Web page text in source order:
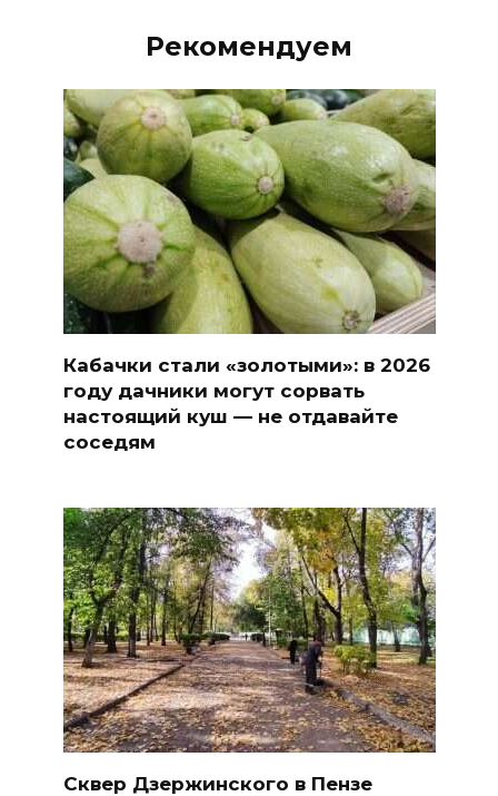
Рекомендуем
Кабачки стали «золотыми»: в 2026
году дачники могут сорвать
настоящий куш — не отдавайте
соседям
Сквер Дзержинского в Пензе